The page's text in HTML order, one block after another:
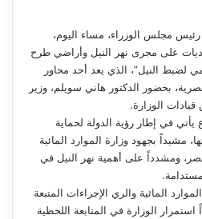
مجلس الوزراء، مساء اليوم،
على مجرى نهر النيل وأراضي طرح
لضبط النيل”، الذي يعد أحد محاور
بحضور الدكتور هاني سويلم، وزير
قيادات الوزارة.
في إطار رؤية الدولة لحماية
مشيداً بجهود وزارة الموارد المائية
ومشدداً على أهمية نهر النيل في
المائية والري الإجراءات المتبعة
استمرار الوزارة في المتابعة اللحظية